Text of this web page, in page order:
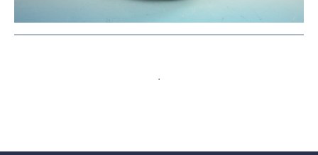
全作品を見る